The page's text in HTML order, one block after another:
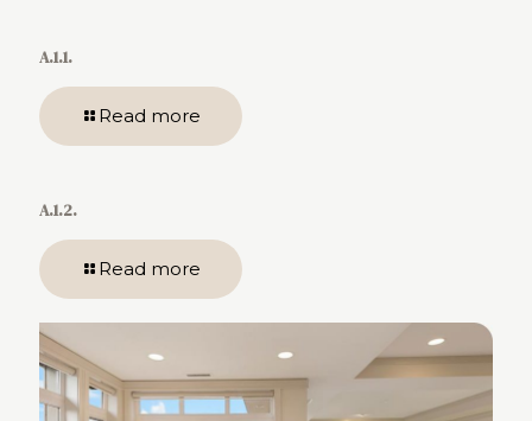
A.1.1.
Read more
A.1.2.
Read more